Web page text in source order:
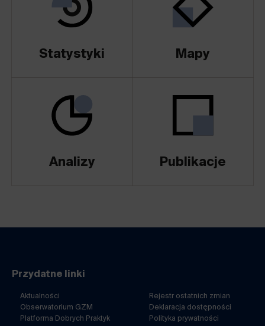
Statystyki Mapy
Analizy Publikacje
Przydatne linki
Aktualności
Obserwatorium GZM
Platforma Dobrych Praktyk
Rejestr ostatnich zmian
Deklaracja dostępności
Polityka prywatności